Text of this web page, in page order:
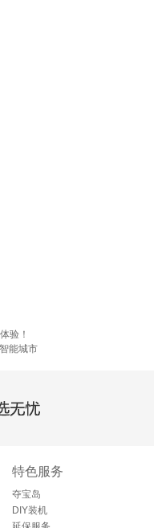
验！
智能城市
忧
特色服务
夺宝岛
DIY装机